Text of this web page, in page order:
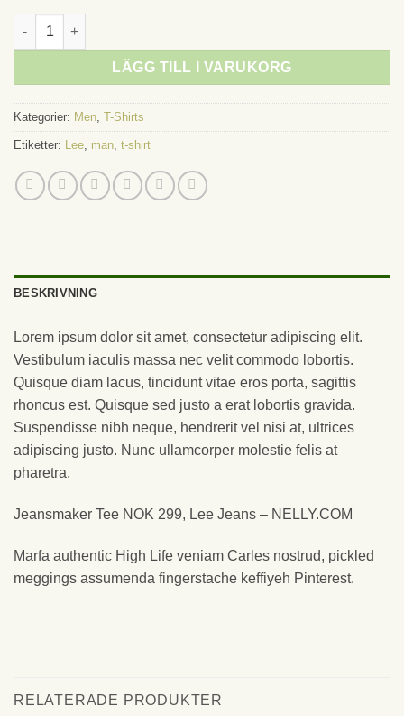
Jeansmaker Tee Lee Jeans mängd
LÄGG TILL I VARUKORG
Kategorier: Men, T-Shirts
Etiketter: Lee, man, t-shirt
BESKRIVNING
Lorem ipsum dolor sit amet, consectetur adipiscing elit.
Vestibulum iaculis massa nec velit commodo lobortis.
Quisque diam lacus, tincidunt vitae eros porta, sagittis
rhoncus est. Quisque sed justo a erat lobortis gravida.
Suspendisse nibh neque, hendrerit vel nisi at, ultrices
adipiscing justo. Nunc ullamcorper molestie felis at
pharetra.
Jeansmaker Tee NOK 299, Lee Jeans – NELLY.COM
Marfa authentic High Life veniam Carles nostrud, pickled
meggings assumenda fingerstache keffiyeh Pinterest.
RELATERADE PRODUKTER